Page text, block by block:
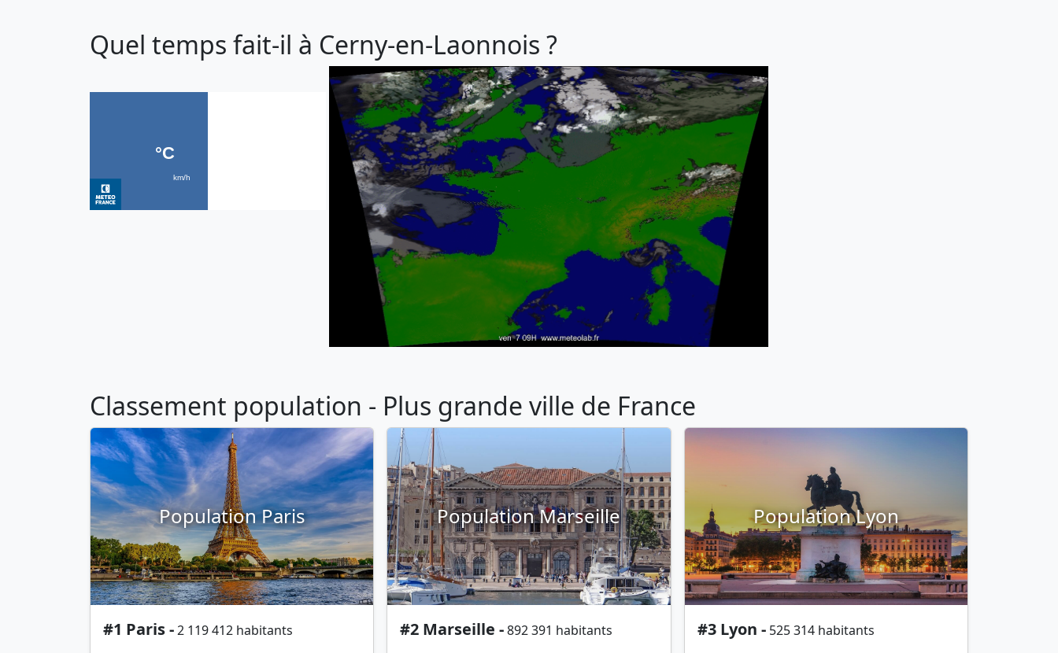
Quel temps fait-il à Cerny-en-Laonnois ?
Classement population - Plus grande ville de France
Population Paris
#1 Paris -2 119 412 habitants
Population Marseille
#2 Marseille -892 391 habitants
Population Lyon
#3 Lyon - 525 314 habitants